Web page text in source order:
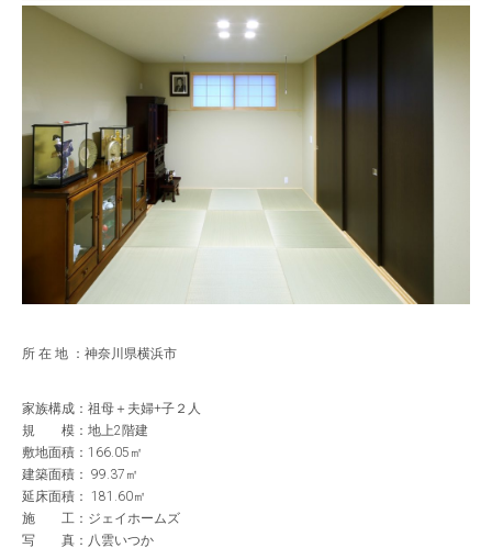
親世帯リビングから中庭を見る
所 在 地 ：神奈川県横浜市
家族構成：祖母＋夫婦+子２人
規 模：地上2階建
敷地面積：166.05㎡
建築面積： 99.37㎡
延床面積： 181.60㎡
施 工：ジェイホームズ
写 真：八雲いつか